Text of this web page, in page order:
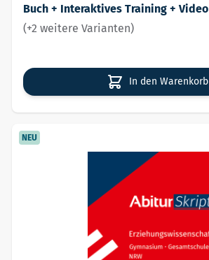
Buch + Interaktives Training + Video
(+2 weitere Varianten)
In den Warenkorb
NEU